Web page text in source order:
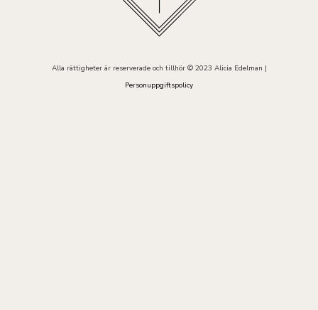
Alla rättigheter är reserverade och tillhör © 2023 Alicia Edelman |
Personuppgiftspolicy